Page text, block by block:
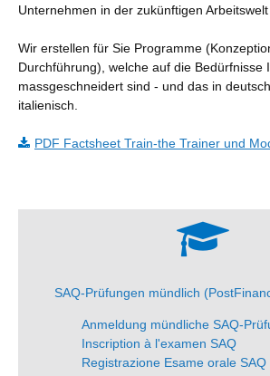
Unternehmen in der zukünftigen Arbeitswelt
Wir erstellen für Sie Programme
Durchführung), welche auf die Bedürfnisse
massgeschneidert sind - und das in
italienisch.
PDF Factsheet Train-the Trainer und
SAQ-Prüfungen mündlich
Anmeldung mündliche SAQ-
Inscription à l'examen SAQ
Registrazione Esame orale SAQ